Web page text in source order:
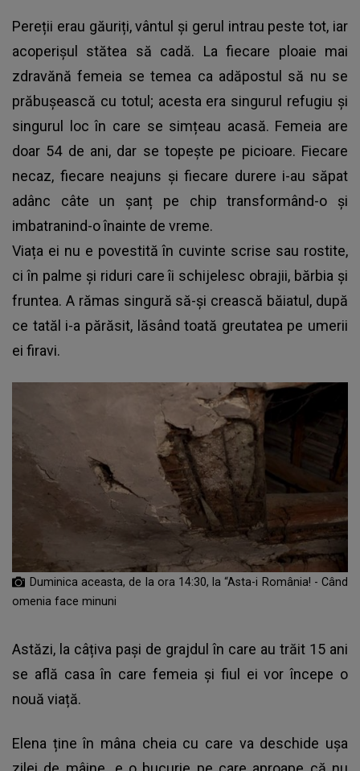
Pereții erau găuriți, vântul și gerul intrau peste tot, iar
acoperișul stătea să cadă. La fiecare ploaie mai
zdravănă femeia se temea ca adăpostul să nu se
prăbușească cu totul; acesta era singurul refugiu și
singurul loc în care se simțeau acasă. Femeia are
doar 54 de ani, dar se topește pe picioare. Fiecare
necaz, fiecare neajuns și fiecare durere i-au săpat
adânc câte un șanț pe chip transformând-o și
imbatranind-o înainte de vreme.
Viața ei nu e povestită în cuvinte scrise sau rostite,
ci în palme și riduri care îi schijelesc obrajii, bărbia și
fruntea. A rămas singură să-și crească băiatul, după
ce tatăl i-a părăsit, lăsând toată greutatea pe umerii
ei firavi.
Duminica aceasta, de la ora 14:30, la “Asta-i România! - Când
omenia face minuni
Astăzi, la câțiva pași de grajdul în care au trăit 15 ani
se află casa în care femeia și fiul ei vor începe o
nouă viață.
Elena ține în mâna cheia cu care va deschide ușa